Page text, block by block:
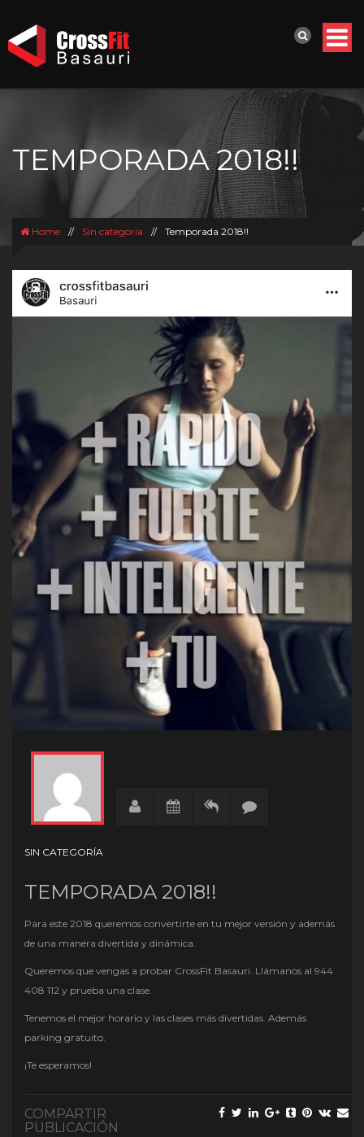
TEMPORADA 2018!!
Home // Sin categoría // Temporada 2018!!
SIN CATEGORÍA
TEMPORADA 2018!!
Para este 2018 queremos convertirte en tu mejor versión y además
de una manera divertida y dinámica.
Queremos que vengas a probar CrossFit Basauri. Llámanos al 944
408 112 y prueba una clase.
Tenemos el mejor horario y las clases más divertidas. Además
parking gratuito.
¡Te esperamos!
COMPARTIR
PUBLICACIÓN